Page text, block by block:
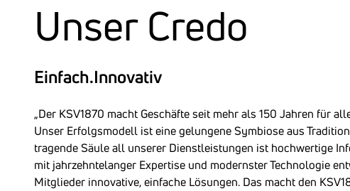
Unser Credo
Einfach.Innovativ
„Der KSV1870 macht Geschäfte seit mehr als 150 Jahren für
Unser Erfolgsmodell ist eine gelungene Symbiose aus
tragende Säule all unserer Dienstleistungen ist hochwertige
mit jahrzehntelanger Expertise und modernster Technologie
Mitglieder innovative, einfache Lösungen. Das macht den